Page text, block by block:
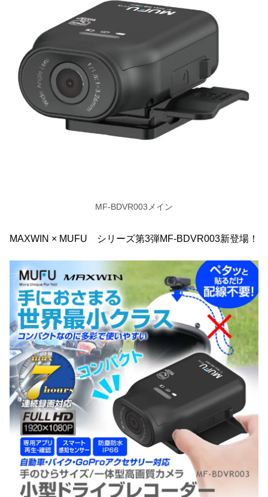
MF-BDVR003メイン
MAXWIN × MUFU シリーズ第3弾MF-BDVR003新登場！